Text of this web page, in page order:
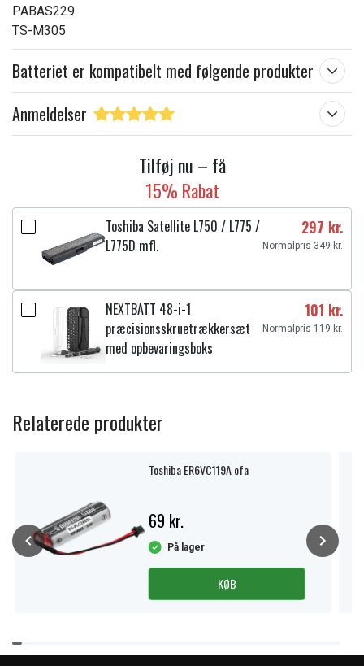
PABAS229
TS-M305
Batteriet er kompatibelt med følgende produkter
Anmeldelser
Tilføj nu – få
15% Rabat
Toshiba Satellite L750 / L775 /
L775D mfl.
297 kr.
Normalpris 349 kr.
NEXTBATT 48-i-1
præcisionsskruetrækkersæt
med opbevaringsboks
101 kr.
Normalpris 119 kr.
Relaterede produkter
Toshiba ER6VC119A ofa
69 kr.
På lager
KØB
Item
1